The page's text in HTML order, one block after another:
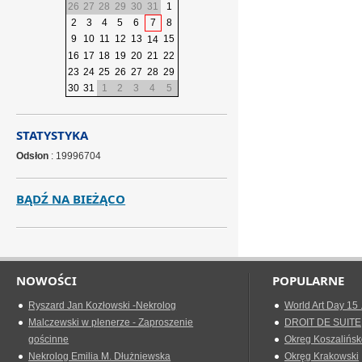
26 27 28 29 30 31
1
2
3 4 5 6 7
8
9
10 11 12 13 14 15
16 17 18 19 20 21 22
23 24 25 26 27 28 29
30 31 1 2 3 4 5
STATYSTYKA
Odsłon : 19996704
BĄDŹ NA BIEŻĄCO
NOWOŚCI
Ryszard Jan Kozłowski -Nekrolog
Malczewski w plenerze - Zaproszenie
gościnne
Nekrolog Emilia M. Dłużniewska
POPULARNE
World Art Day 15
DROIT DE SUITE
Okreg
Okręg Krakowski